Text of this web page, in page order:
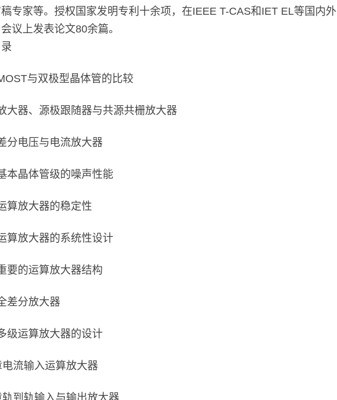
专家等。授权国家发明专利十余项，在IEEE T-CAS和IET EL等国内外
议上发表论文80余篇。
与双极型晶体管的比较
大器、源极跟随器与共源共栅放大器
分电压与电流放大器
本晶体管级的噪声性能
算放大器的稳定性
算放大器的系统性设计
要的运算放大器结构
差分放大器
级运算放大器的设计
电流输入运算放大器
轨到轨输入与输出放大器